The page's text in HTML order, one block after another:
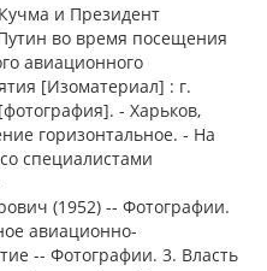
и Президент
во время посещения
авиационного
[Изоматериал] : г.
- Харьков,
горизонтальное. - На
специалистами
(1952) -- Фотографии.
авиационно-
-- Фотографии. 3. Власть